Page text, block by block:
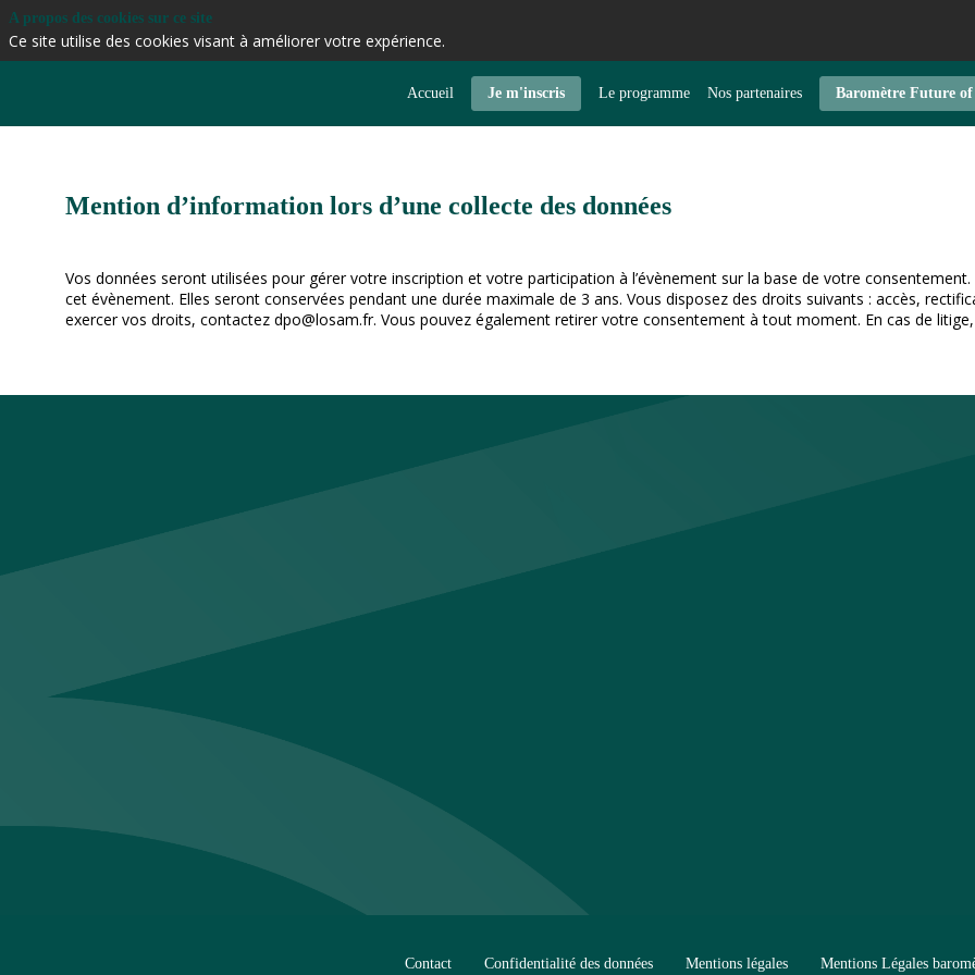
Accueil Je m'inscris Le programme Nos partenaires Baromètre Future of
Mention d’information lors d’une collecte des données
Vos données seront utilisées pour gérer votre inscription et votre participation à l’évènement sur la base de votre
cet évènement. Elles seront conservées pendant une durée maximale de 3 ans. Vous disposez des droits suivants : accès,
exercer vos droits, contactez dpo@losam.fr. Vous pouvez également retirer votre consentement à tout moment. En cas de
Contact Confidentialité des données Mentions légales Mentions Légales
A propos des cookies sur ce site
Ce site utilise des cookies visant à améliorer votre expérience.